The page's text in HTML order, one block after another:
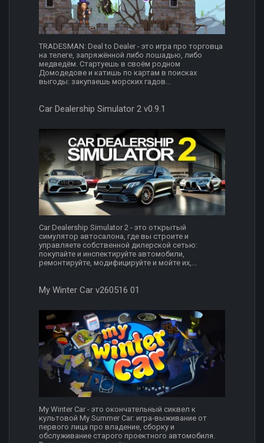
TRADESMAN: Deal to Dealer - это игра про торговца
на телеге, запряжённой либо лошадью, либо
медведём. Стартуешь в своём родном
Домодедове и катишь по картам в поисках
выгоды: закупаешь морских гадов...
Car Dealership Simulator 2 v0.9.1
Car Dealership Simulator 2 - это открытый
симулятор автосалона, где вы строите и
управляете собственной дилерской сетью:
покупайте и инспектируйте автомобили,
ремонтируйте, модифицируйте и мойте их,...
My Winter Car v260516 01
My Winter Car - это окончательный сиквел к
культовой My Summer Car: игра-выживание от
первого лица про владение, сборку и
обслуживание старого проектного автомобиля.